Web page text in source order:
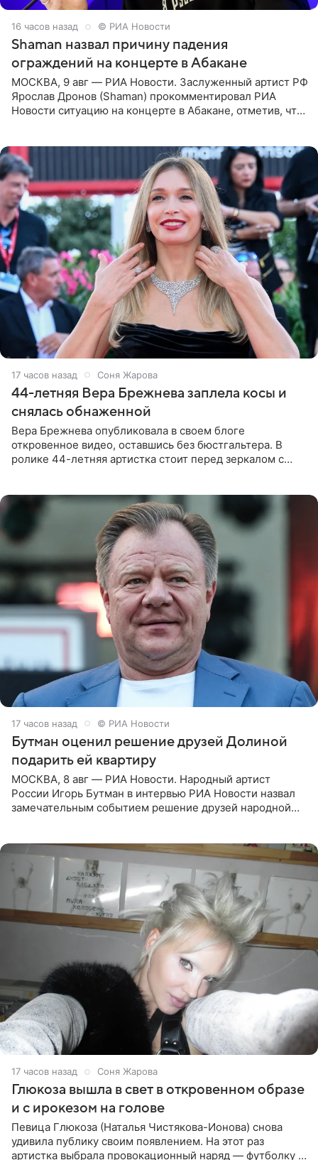
16 часов назад © РИА Новости
Shaman назвал причину падения
ограждений на концерте в Абакане
МОСКВА, 9 авг — РИА Новости. Заслуженный артист РФ
Ярослав Дронов (Shaman) прокомментировал РИА
Новости ситуацию на концерте в Абакане, отметив, что
17 часов назад Соня Жарова
44-летняя Вера Брежнева заплела косы и
снялась обнаженной
Вера Брежнева опубликовала в своем блоге
откровенное видео, оставшись без бюстгальтера. В
ролике 44-летняя артистка стоит перед зеркалом с
17 часов назад © РИА Новости
Бутман оценил решение друзей Долиной
подарить ей квартиру
МОСКВА, 8 авг — РИА Новости. Народный артист
России Игорь Бутман в интервью РИА Новости назвал
замечательным событием решение друзей народной
17 часов назад Соня Жарова
Глюкоза вышла в свет в откровенном образе
и с ирокезом на голове
Певица Глюкоза (Наталья Чистякова-Ионова) снова
удивила публику своим появлением. На этот раз
артистка выбрала провокационный наряд — футболку с